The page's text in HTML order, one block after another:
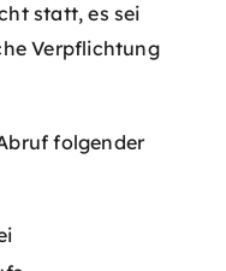
statt, es sei
Verpflichtung
folgender